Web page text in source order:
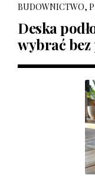
BUDOWNICTWO,
Deska
wybrać